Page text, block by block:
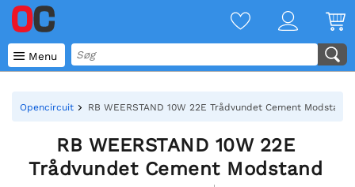
 Menu
Opencircuit RB WEERSTAND 10W 22E Trådvundet Cement Modstand
RB WEERSTAND 10W 22E
Trådvundet Cement Modstand